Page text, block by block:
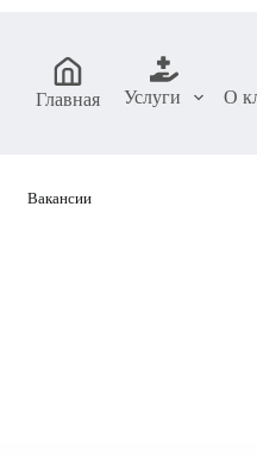
Главная Услуги О
Вакансии